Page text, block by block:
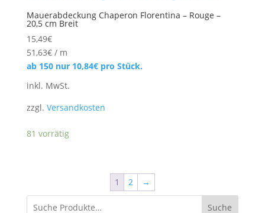
Mauerabdeckung Chaperon Florentina – Rouge –
20,5 cm Breit
15,49€
51,63€/ m
ab 150 nur 10,84€pro Stück.
inkl. MwSt.
zzgl. Versandkosten
81 vorrätig
1 2 →
Suche